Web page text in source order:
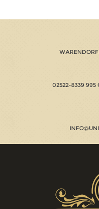
02522-8339 995